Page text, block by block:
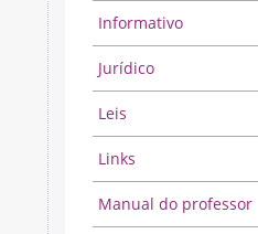
Informativo
Jurídico
Leis
Links
Manual do professor